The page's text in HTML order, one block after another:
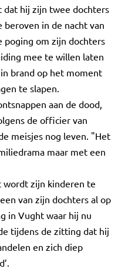
dat hij zijn twee dochters
in de nacht van
poging om zijn dochters
mee te willen laten
brand op het moment
te slapen.
aan de dood,
de officier van
meisjes nog leven. "Het
maar met een
wordt zijn kinderen te
van zijn dochters al op
in Vught waar hij nu
tijdens de zitting dat hij
en zich diep